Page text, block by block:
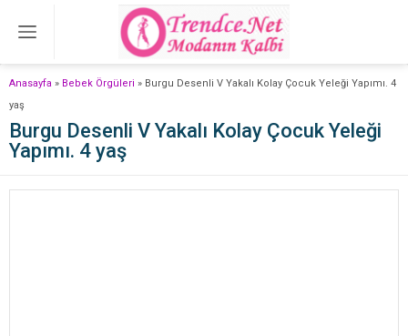
Anasayfa » Bebek Örgüleri » Burgu Desenli V Yakalı Kolay Çocuk Yeleği Yapımı. 4
yaş
Burgu Desenli V Yakalı Kolay Çocuk Yeleği
Yapımı. 4 yaş